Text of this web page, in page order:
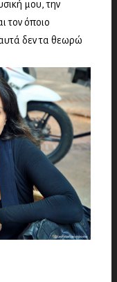
μου, την
τον όποιο
δεν τα θεωρώ